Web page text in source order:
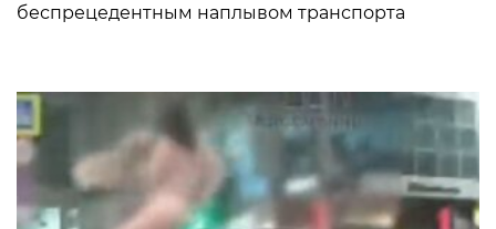
беспрецедентным наплывом транспорта